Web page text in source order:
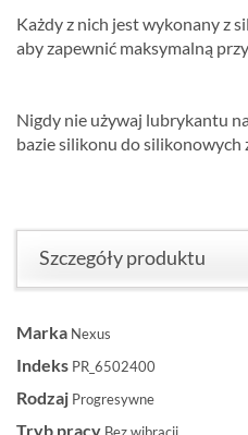
Każdy z nich jest wykonany z
aby zapewnić maksymalną
Nigdy nie używaj lubrykantu na
bazie silikonu do silikonowych
Szczegóły produktu
Marka Nexus
Indeks PR_6502400
Rodzaj Progresywne
Tryb pracy